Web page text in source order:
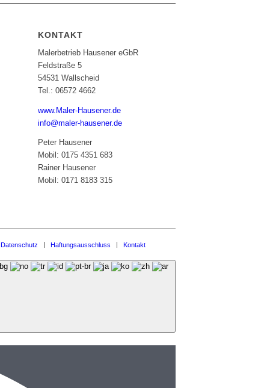
KONTAKT
Malerbetrieb Hausener eGbR
Feldstraße 5
54531 Wallscheid
Tel.: 06572 4662
www.Maler-Hausener.de
info@maler-hausener.de
Peter Hausener
Mobil: 0175 4351 683
Rainer Hausener
Mobil: 0171 8183 315
Datenschutz Haftungsausschluss Kontakt